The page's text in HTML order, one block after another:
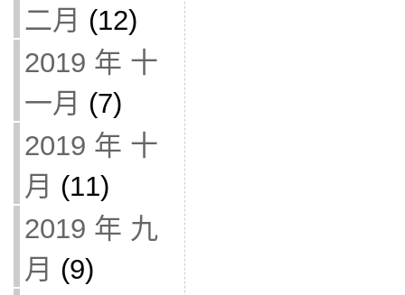
二月 (12)
2019 年 十
一月 (7)
2019 年 十
月 (11)
2019 年 九
月 (9)